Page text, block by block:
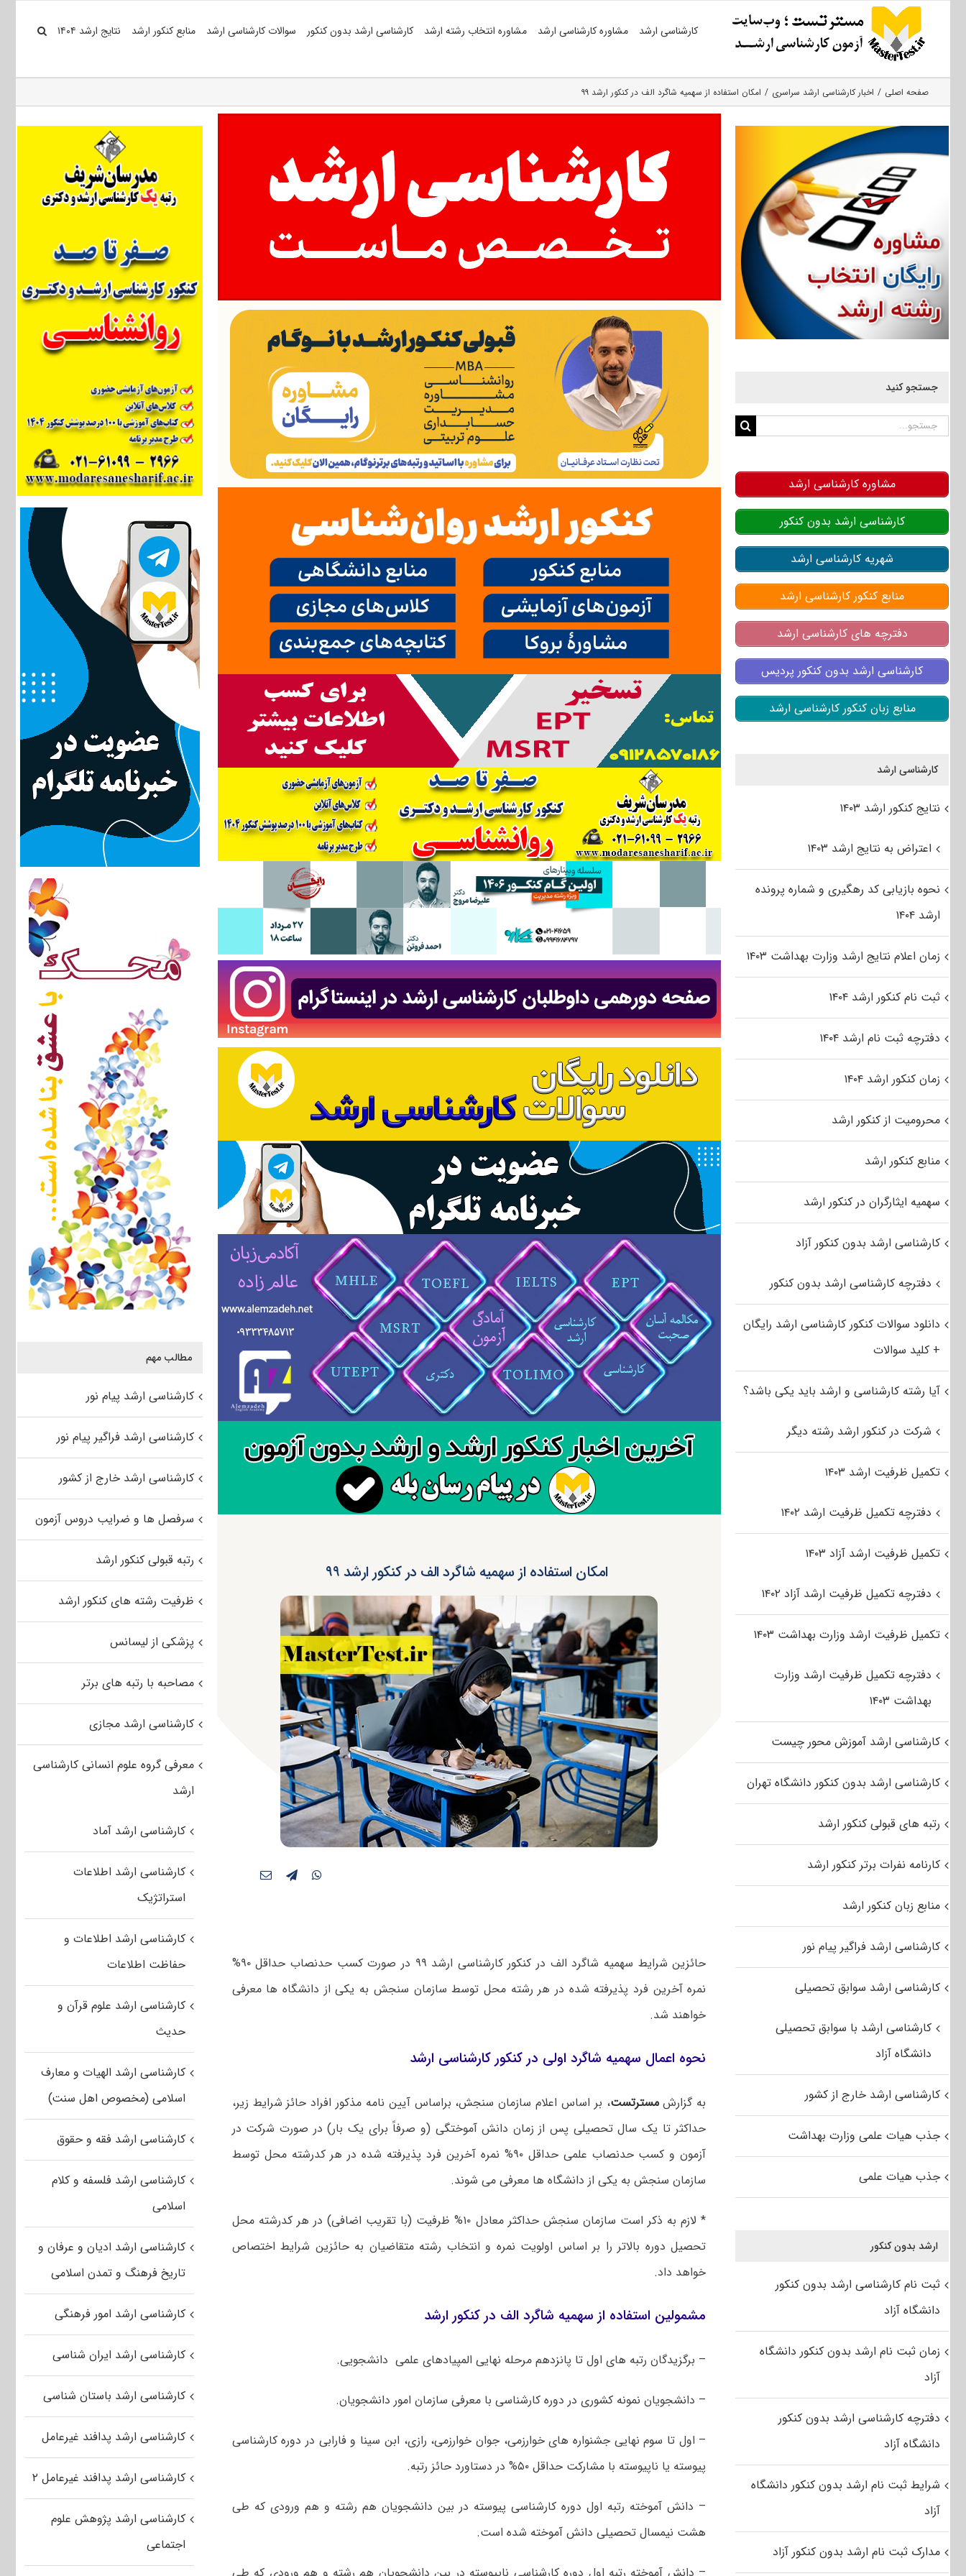
کارشناسی ارشد مشاوره کارشناسی ارشد مشاوره انتخاب رشته ارشد کارشناسی ارشد بدون کنکور سوالات کارشناسی ارشد منابع کنکور ارشد نتایج ارشد ۱۴۰۴
صفحه اصلی اخبار کارشناسی ارشد سراسری امکان استفاده از سهمیه شاگرد الف در کنکور ارشد ۹۹
امکان استفاده از سهمیه شاگرد الف در کنکور ارشد ۹۹
حائزین شرایط سهمیه شاگرد الف در کنکور کارشناسی ارشد ۹۹ در صورت کسب حدنصاب حداقل ۹۰%
نمره آخرین فرد پذیرفته شده در هر رشته محل توسط سازمان سنجش به یکی از دانشگاه ها معرفی
خواهند شد.
نحوه اعمال سهمیه شاگرد اولی در کنکور کارشناسی ارشد
به گزارشمسترتست، بر اساس اعلام سازمان سنجش، براساس آیین نامه مذکور افراد حائز شرایط زیر،
حداکثر تا یک سال تحصیلی پس از زمان دانش آموختگی (و صرفاً برای یک بار) در صورت شرکت در
آزمون و کسب حدنصاب علمی حداقل ۹۰% نمره آخرین فرد پذیرفته شده در هر کدرشته محل توسط
سازمان سنجش به یکی از دانشگاه ها معرفی می شوند.
* لازم به ذکر است سازمان سنجش حداکثر معادل ۱۰% ظرفیت (با تقریب اضافی) در هر کدرشته محل
تحصیل دوره بالاتر را بر اساس اولویت نمره و انتخاب رشته متقاضیان به حائزین شرایط اختصاص
خواهد داد.
مشمولین استفاده از سهمیه شاگرد الف در کنکور ارشد
– برگزیدگان رتبه های اول تا پانزدهم مرحله نهایی المپیادهای علمی دانشجویی.
– دانشجویان نمونه کشوری در دوره کارشناسی با معرفی سازمان امور دانشجویان.
– اول تا سوم نهایی جشنواره های خوارزمی، جوان خوارزمی، رازی، ابن سینا و فارابی در دوره کارشناسی
پیوسته یا ناپیوسته با مشارکت حداقل ۵۰% در دستاورد حائز رتبه.
– دانش آموخته رتبه اول دوره کارشناسی پیوسته در بین دانشجویان هم رشته و هم ورودی که طی
هشت نیمسال تحصیلی دانش آموخته شده است.
مطالب مهم
کارشناسی ارشد پیام نور
کارشناسی ارشد فراگیر پیام نور
کارشناسی ارشد خارج از کشور
سرفصل ها و ضرایب دروس آزمون
رتبه قبولی کنکور ارشد
ظرفیت رشته های کنکور ارشد
پزشکی از لیسانس
مصاحبه با رتبه های برتر
کارشناسی ارشد مجازی
معرفی گروه علوم انسانی کارشناسی
ارشد
کارشناسی ارشد آماد
کارشناسی ارشد اطلاعات
استراتژیک
کارشناسی ارشد اطلاعات و
حفاظت اطلاعات
کارشناسی ارشد علوم قرآن و
حدیث
کارشناسی ارشد الهیات و معارف
اسلامی (مخصوص اهل سنت)
کارشناسی ارشد فقه و حقوق
کارشناسی ارشد فلسفه و کلام
اسلامی
کارشناسی ارشد ادیان و عرفان و
تاریخ فرهنگ و تمدن اسلامی
کارشناسی ارشد امور فرهنگی
کارشناسی ارشد ایران شناسی
کارشناسی ارشد باستان شناسی
کارشناسی ارشد پدافند غیرعامل
کارشناسی ارشد پدافند غیرعامل ۲
کارشناسی ارشد پژوهش علوم
اجتماعی
جستجو کنید
جستجو
مشاوره کارشناسی ارشد
کارشناسی ارشد بدون کنکور
شهریه کارشناسی ارشد
منابع کنکور کارشناسی ارشد
دفترچه های کارشناسی ارشد
کارشناسی ارشد بدون کنکور پردیس
منابع زبان کنکور کارشناسی ارشد
کارشناسی ارشد
نتایج کنکور ارشد ۱۴۰۳
اعتراض به نتایج ارشد ۱۴۰۳
نحوه بازیابی کد رهگیری و شماره پرونده
ارشد ۱۴۰۴
زمان اعلام نتایج ارشد وزارت بهداشت ۱۴۰۳
ثبت نام کنکور ارشد ۱۴۰۴
دفترچه ثبت نام ارشد ۱۴۰۴
زمان کنکور ارشد ۱۴۰۴
محرومیت از کنکور ارشد
منابع کنکور ارشد
سهمیه ایثارگران در کنکور ارشد
کارشناسی ارشد بدون کنکور آزاد
دفترچه کارشناسی ارشد بدون کنکور
دانلود سوالات کنکور کارشناسی ارشد رایگان
+ کلید سوالات
آیا رشته کارشناسی و ارشد باید یکی باشد؟
شرکت در کنکور ارشد رشته دیگر
تکمیل ظرفیت ارشد ۱۴۰۳
دفترچه تکمیل ظرفیت ارشد ۱۴۰۲
تکمیل ظرفیت ارشد آزاد ۱۴۰۳
دفترچه تکمیل ظرفیت ارشد آزاد ۱۴۰۲
تکمیل ظرفیت ارشد وزارت بهداشت ۱۴۰۳
دفترچه تکمیل ظرفیت ارشد وزارت
بهداشت ۱۴۰۳
کارشناسی ارشد آموزش محور چیست
کارشناسی ارشد بدون کنکور دانشگاه تهران
رتبه های قبولی کنکور ارشد
کارنامه نفرات برتر کنکور ارشد
منابع زبان کنکور ارشد
کارشناسی ارشد فراگیر پیام نور
کارشناسی ارشد سوابق تحصیلی
کارشناسی ارشد با سوابق تحصیلی
دانشگاه آزاد
کارشناسی ارشد خارج از کشور
جذب هیات علمی وزارت بهداشت
جذب هیات علمی
ارشد بدون کنکور
ثبت نام کارشناسی ارشد بدون کنکور
دانشگاه آزاد
زمان ثبت نام ارشد بدون کنکور دانشگاه
آزاد
دفترچه کارشناسی ارشد بدون کنکور
دانشگاه آزاد
شرایط ثبت نام ارشد بدون کنکور دانشگاه
آزاد
مدارک ثبت نام ارشد بدون کنکور آزاد